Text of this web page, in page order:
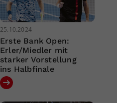
25.10.2024
Erste Bank Open:
Erler/Miedler mit
starker Vorstellung
ins Halbfinale